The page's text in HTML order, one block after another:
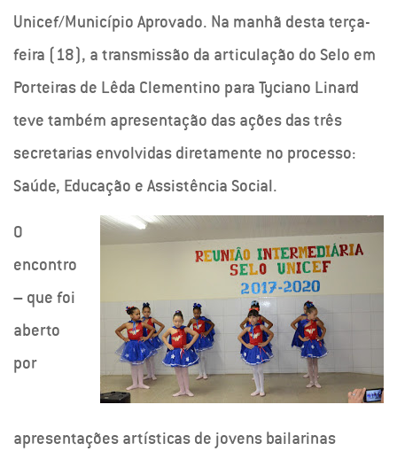
Unicef/Município Aprovado. Na manhã desta terça-
feira (18), a transmissão da articulação do Selo em
Porteiras de Lêda Clementino para Tyciano Linard
teve também apresentação das ações das três
secretarias envolvidas diretamente no processo:
Saúde, Educação e Assistência Social.
O
encontro
– que foi
aberto
por
apresentações artísticas de jovens bailarinas